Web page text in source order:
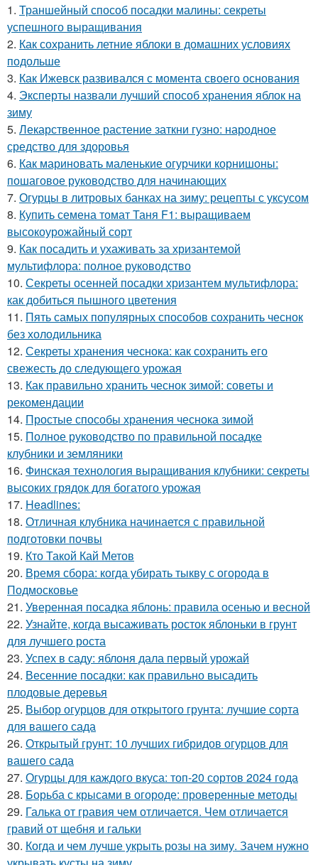
1. Траншейный способ посадки малины: секреты
успешного выращивания
2. Как сохранить летние яблоки в домашних условиях
подольше
3. Как Ижевск развивался с момента своего основания
4. Эксперты назвали лучший способ хранения яблок на
зиму
5. Лекарственное растение заткни гузно: народное
средство для здоровья
6. Как мариновать маленькие огурчики корнишоны:
пошаговое руководство для начинающих
7. Огурцы в литровых банках на зиму: рецепты с уксусом
8. Купить семена томат Таня F1: выращиваем
высокоурожайный сорт
9. Как посадить и ухаживать за хризантемой
мультифлора: полное руководство
10. Секреты осенней посадки хризантем мультифлора:
как добиться пышного цветения
11. Пять самых популярных способов сохранить чеснок
без холодильника
12. Секреты хранения чеснока: как сохранить его
свежесть до следующего урожая
13. Как правильно хранить чеснок зимой: советы и
рекомендации
14. Простые способы хранения чеснока зимой
15. Полное руководство по правильной посадке
клубники и земляники
16. Финская технология выращивания клубники: секреты
высоких грядок для богатого урожая
17. Headlines:
18. Отличная клубника начинается с правильной
подготовки почвы
19. Кто Такой Кай Метов
20. Время сбора: когда убирать тыкву с огорода в
Подмосковье
21. Уверенная посадка яблонь: правила осенью и весной
22. Узнайте, когда высаживать росток яблоньки в грунт
для лучшего роста
23. Успех в саду: яблоня дала первый урожай
24. Весенние посадки: как правильно высадить
плодовые деревья
25. Выбор огурцов для открытого грунта: лучшие сорта
для вашего сада
26. Открытый грунт: 10 лучших гибридов огурцов для
вашего сада
27. Огурцы для каждого вкуса: топ-20 сортов 2024 года
28. Борьба с крысами в огороде: проверенные методы
29. Галька от гравия чем отличается. Чем отличается
гравий от щебня и гальки
30. Когда и чем лучше укрыть розы на зиму. Зачем нужно